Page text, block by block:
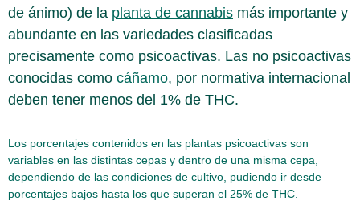
de ánimo) de la planta de cannabis más importante y
abundante en las variedades clasificadas
precisamente como psicoactivas. Las no psicoactivas
conocidas como cáñamo, por normativa internacional
deben tener menos del 1% de THC.
Los porcentajes contenidos en las plantas psicoactivas son
variables en las distintas cepas y dentro de una misma cepa,
dependiendo de las condiciones de cultivo, pudiendo ir desde
porcentajes bajos hasta los que superan el 25% de THC.